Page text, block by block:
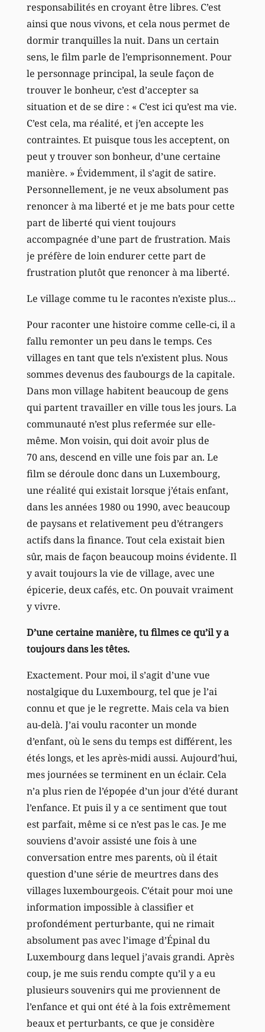
responsabilités en croyant être libres. C’est
ainsi que nous vivons, et cela nous permet de
dormir tranquilles la nuit. Dans un certain
sens, le film parle de l’emprisonnement. Pour
le personnage principal, la seule façon de
trouver le bonheur, c’est d’accepter sa
situation et de se dire : « C’est ici qu’est ma vie.
C’est cela, ma réalité, et j’en accepte les
contraintes. Et puisque tous les acceptent, on
peut y trouver son bonheur, d’une certaine
manière. » Évidemment, il s’agit de satire.
Personnellement, je ne veux absolument pas
renoncer à ma liberté et je me bats pour cette
part de liberté qui vient toujours
accompagnée d’une part de frustration. Mais
je préfère de loin endurer cette part de
frustration plutôt que renoncer à ma liberté.
Le village comme tu le racontes n’existe plus…
Pour raconter une histoire comme celle-ci, il a
fallu remonter un peu dans le temps. Ces
villages en tant que tels n’existent plus. Nous
sommes devenus des faubourgs de la capitale.
Dans mon village habitent beaucoup de gens
qui partent travailler en ville tous les jours. La
communauté n’est plus refermée sur elle-
même. Mon voisin, qui doit avoir plus de
70 ans, descend en ville une fois par an. Le
film se déroule donc dans un Luxembourg,
une réalité qui existait lorsque j’étais enfant,
dans les années 1980 ou 1990, avec beaucoup
de paysans et relativement peu d’étrangers
actifs dans la finance. Tout cela existait bien
sûr, mais de façon beaucoup moins évidente. Il
y avait toujours la vie de village, avec une
épicerie, deux cafés, etc. On pouvait vraiment
y vivre.
D’une certaine manière, tu filmes ce qu’il y a
toujours dans les têtes.
Exactement. Pour moi, il s’agit d’une vue
nostalgique du Luxembourg, tel que je l’ai
connu et que je le regrette. Mais cela va bien
au-delà. J’ai voulu raconter un monde
d’enfant, où le sens du temps est différent, les
étés longs, et les après-midi aussi. Aujourd’hui,
mes journées se terminent en un éclair. Cela
n’a plus rien de l’épopée d’un jour d’été durant
l’enfance. Et puis il y a ce sentiment que tout
est parfait, même si ce n’est pas le cas. Je me
souviens d’avoir assisté une fois à une
conversation entre mes parents, où il était
question d’une série de meurtres dans des
villages luxembourgeois. C’était pour moi une
information impossible à classifier et
profondément perturbante, qui ne rimait
absolument pas avec l’image d’Épinal du
Luxembourg dans lequel j’avais grandi. Après
coup, je me suis rendu compte qu’il y a eu
plusieurs souvenirs qui me proviennent de
l’enfance et qui ont été à la fois extrêmement
beaux et perturbants, ce que je considère